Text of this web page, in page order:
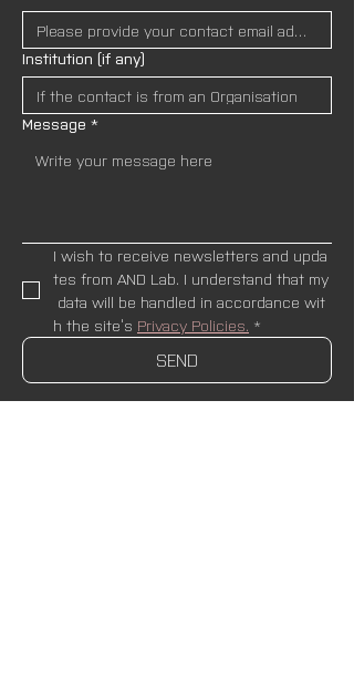
Institution (if any)
Message *
I wish to receive newsletters and upda
tes from AND Lab. I understand that my
data will be handled in accordance wit
h the site’s Privacy Policies. *
SEND